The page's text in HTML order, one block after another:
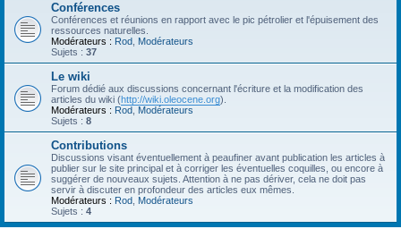
Conférences
Conférences et réunions en rapport avec le pic pétrolier et l'épuisement des
ressources naturelles.
Modérateurs : Rod Modérateurs
Sujets : 37
Le wiki
Forum dédié aux discussions concernant l'écriture et la modification des
articles du wiki (http://wiki.oleocene.org).
Modérateurs : Rod Modérateurs
Sujets : 8
Contributions
Discussions visant éventuellement à peaufiner avant publication les articles à
publier sur le site principal et à corriger les éventuelles coquilles, ou encore à
suggérer de nouveaux sujets. Attention à ne pas dériver, cela ne doit pas
servir à discuter en profondeur des articles eux mêmes.
Modérateurs : Rod Modérateurs
Sujets : 4